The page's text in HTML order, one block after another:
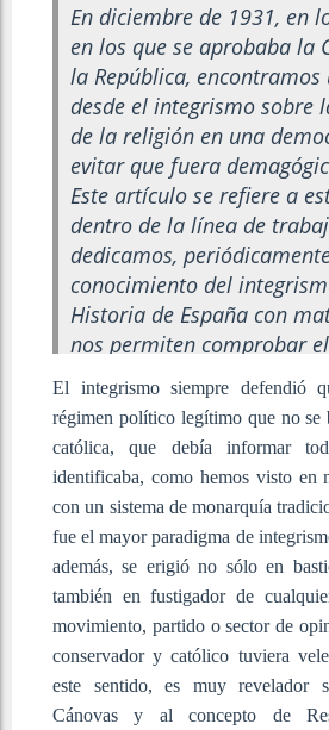
En diciembre de 1931, en
en los que se aprobaba la
la República,
desde el integrismo sobre
de la religión en una
evitar que fuera
Este artículo se refiere a
dentro de la línea de
dedicamos,
conocimiento del
Historia de España con
nos permiten comprobar
muchas concepciones
en algunos aspectos,
nuestra España actual.
El integrismo siempre defendió
régimen político legítimo que no se
católica, que debía informar
identificaba, como hemos visto en
con un sistema de monarquía
fue el mayor paradigma de
además, se erigió no sólo en
también en fustigador de
movimiento, partido o sector de
conservador y católico tuviera
este sentido, es muy revelador
Cánovas y al concepto de